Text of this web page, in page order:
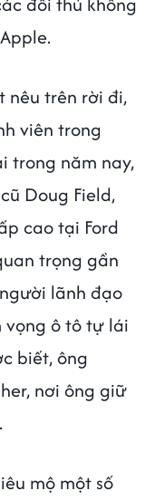
nêu trên rời đi,
viên trong
trong năm nay,
Doug Field,
cao tại Ford
trọng gần
lãnh đạo
ô tô tự lái
biết, ông
nơi ông giữ
mộ một số